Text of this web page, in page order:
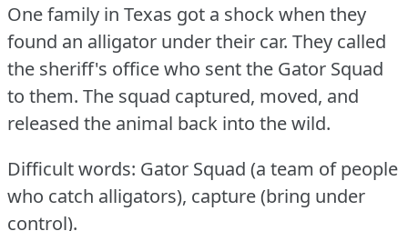
One family in Texas got a shock when they
found an alligator under their car. They called
the sheriff's office who sent the Gator Squad
to them. The squad captured, moved, and
released the animal back into the wild.
Difficult words: Gator Squad (a team of people
who catch alligators), capture (bring under
control).